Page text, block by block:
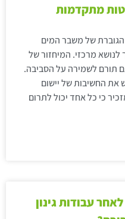
מתקדמות
של משבר המים
לנושא מרכזי. המיחזור של
תורם לשמירה על הסביבה.
את החשיבות של יישום
כי כל אחד יכול לתרום
עבודות גינון